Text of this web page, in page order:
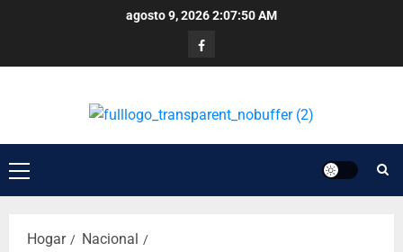
agosto 9, 20262:07:51 AM
Hogar
Nacional